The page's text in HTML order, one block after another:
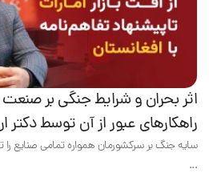
اثر بحران و شرایط جنگی بر صنعت
راهکارهای عبور از آن توسط دکتر
سایه جنگ بر سرکشورمان همواره تمامی صنایع
...